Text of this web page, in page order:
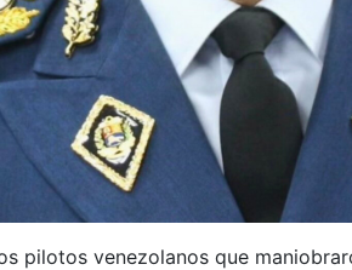
pilotos venezolanos que